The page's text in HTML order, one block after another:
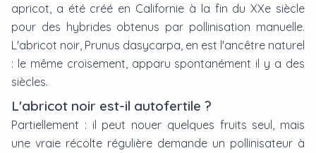
apricot, a été créé en Californie à la fin du XXe siècle
pour des hybrides obtenus par pollinisation manuelle.
L'abricot noir, Prunus dasycarpa, en est l'ancêtre naturel
: le même croisement, apparu spontanément il y a des
siècles.
L'abricot noir est-il autofertile ?
Partiellement : il peut nouer quelques fruits seul, mais
une vraie récolte régulière demande un pollinisateur à